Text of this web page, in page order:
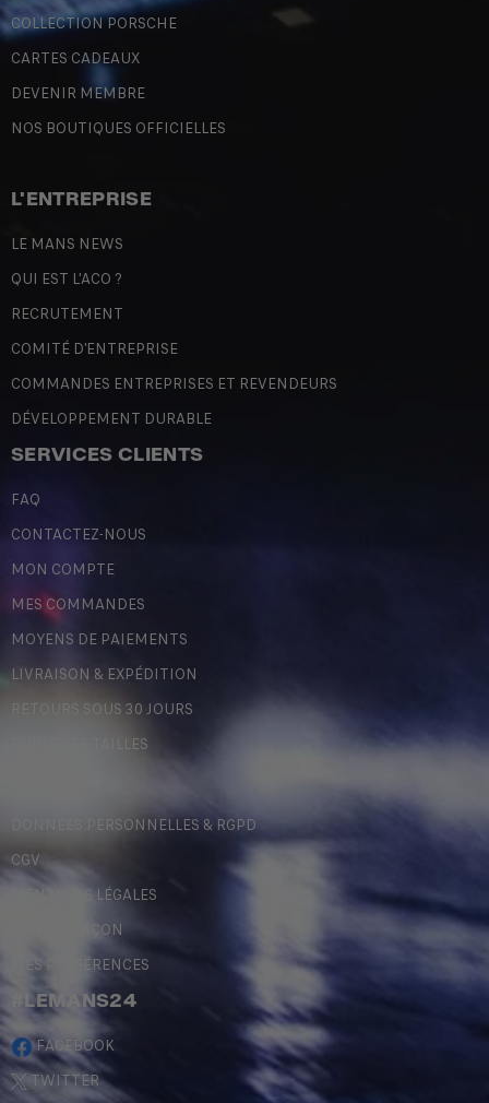
COLLECTION PORSCHE
CARTES CADEAUX
DEVENIR MEMBRE
NOS BOUTIQUES OFFICIELLES
L'ENTREPRISE
LE MANS NEWS
QUI EST L'ACO ?
RECRUTEMENT
COMITÉ D'ENTREPRISE
COMMANDES ENTREPRISES ET REVENDEURS
DÉVELOPPEMENT DURABLE
SERVICES CLIENTS
FAQ
CONTACTEZ-NOUS
MON COMPTE
MES COMMANDES
MOYENS DE PAIEMENTS
LIVRAISON & EXPÉDITION
RETOURS SOUS 30 JOURS
GUIDE DES TAILLES
DONNÉES PERSONNELLES & RGPD
CGV
MENTIONS LÉGALES
CONTREFAÇON
MES PRÉFÉRENCES
#LEMANS24
FACEBOOK
TWITTER